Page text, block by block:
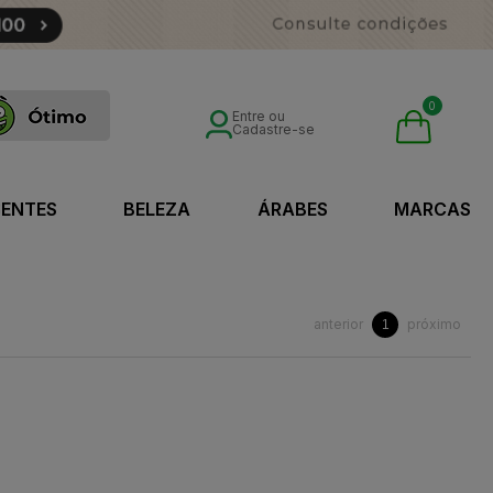
Entre ou
Cadastre-se
0
BELEZA ÁRABES MARCAS
anterior 1 próximo